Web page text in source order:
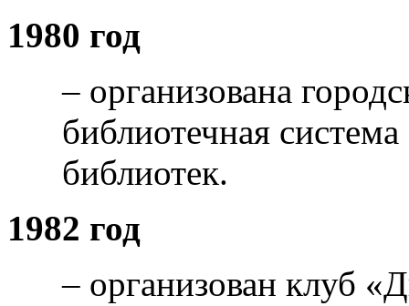
1980 год
– организована
библиотечная
библиотек.
1982 год
– организован клуб